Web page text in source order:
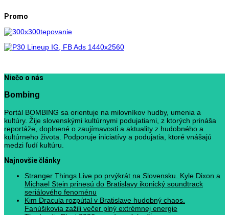
Promo
Niečo o nás
Bombing
Portál BOMBING sa orientuje na milovníkov hudby, umenia a
kultúry. Žije slovenskými kultúrnymi podujatiami, z ktorých prináša
reportáže, doplnené o zaujímavosti a aktuality z hudobného a
kultúrneho života. Podporuje iniciatívy a podujatia, ktoré vnášajú
medzi ľudí kultúru.
Najnovšie články
Stranger Things Live po prvýkrát na Slovensku. Kyle Dixon a
Michael Stein prinesú do Bratislavy ikonický soundtrack
seriálového fenoménu
Kim Dracula rozpútal v Bratislave hudobný chaos.
Fanúšikovia zažili večer plný extrémnej energie